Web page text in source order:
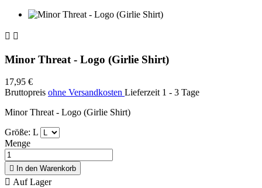
 
Minor Threat - Logo (Girlie Shirt)
17,95 €
Bruttopreis ohne Versandkosten Lieferzeit 1 - 3 Tage
Minor Threat - Logo (Girlie Shirt)
Größe: L
Menge
 In den Warenkorb
 Auf Lager